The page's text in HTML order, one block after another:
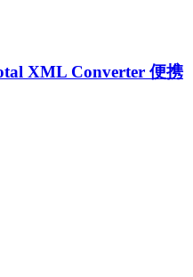
XML Converter 便携